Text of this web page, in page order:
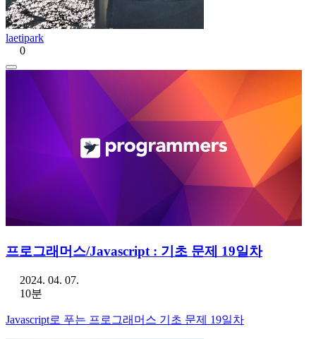
laetipark
0
프로그래머스/Javascript : 기초 문제 19일차
2024. 04. 07.
10분
Javascript로 푸는 프로그래머스 기초 문제 19일차